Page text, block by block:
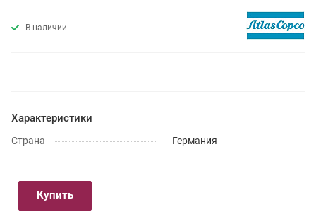
В наличии
Характеристики
Страна Германия
Купить